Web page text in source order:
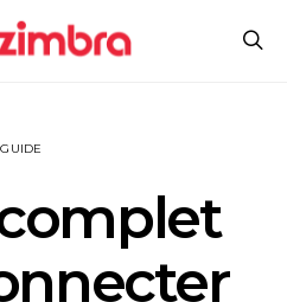
GUIDE